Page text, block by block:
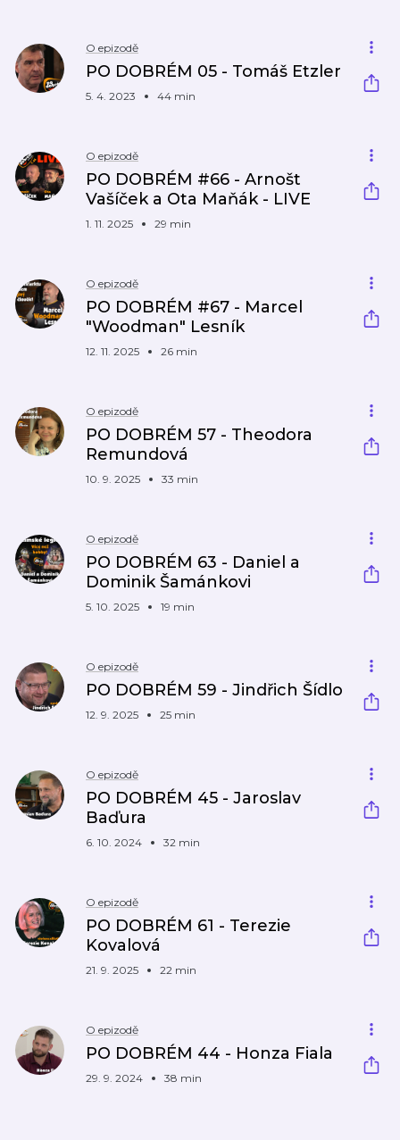
O epizodě
PO DOBRÉM 05 - Tomáš Etzler
5. 4. 2023 44 min
O epizodě
PO DOBRÉM #66 - Arnošt
Vašíček a Ota Maňák - LIVE
1. 11. 2025 29 min
O epizodě
PO DOBRÉM #67 - Marcel
"Woodman" Lesník
12. 11. 2025 26 min
O epizodě
PO DOBRÉM 57 - Theodora
Remundová
10. 9. 2025 33 min
O epizodě
PO DOBRÉM 63 - Daniel a
Dominik Šamánkovi
5. 10. 2025 19 min
O epizodě
PO DOBRÉM 59 - Jindřich Šídlo
12. 9. 2025 25 min
O epizodě
PO DOBRÉM 45 - Jaroslav
Baďura
6. 10. 2024 32 min
O epizodě
PO DOBRÉM 61 - Terezie
Kovalová
21. 9. 2025 22 min
O epizodě
PO DOBRÉM 44 - Honza Fiala
29. 9. 2024 38 min